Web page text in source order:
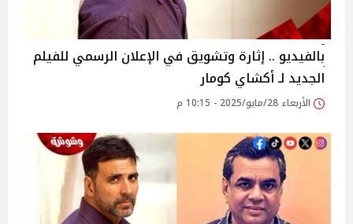
بالفيديو .. إثارة وتشويق في الإعلان الرسمي للفيلم
الجديد لـ أكشاي كومار
الأربعاء 28/مايو/2025 - 10:15 م